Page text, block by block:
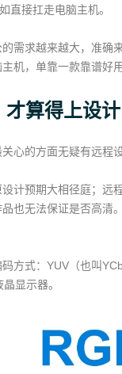
直接扛走电脑主机。
需求越来越大，准
机，单靠一款靠谱好
算得上设
心的方面无疑有远程
计预期大相径庭；远
也无法保证是否高清
方式：YUV（也叫
显示器。